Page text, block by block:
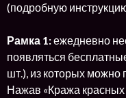
(подробную
Рамка 1:ежедневно
появляться
шт.), из которых можно
Нажав «Кража красных